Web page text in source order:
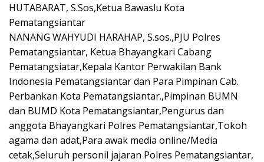
HUTABARAT, S.Sos,Ketua Bawaslu Kota
Pematangsiantar
NANANG WAHYUDI HARAHAP, S.sos.,PJU Polres
Pematangsiantar, Ketua Bhayangkari Cabang
Pematangsiatar,Kepala Kantor Perwakilan Bank
Indonesia Pematangsiantar dan Para Pimpinan Cab.
Perbankan Kota Pematangsiantar.,Pimpinan BUMN
dan BUMD Kota Pematangsiantar,Pengurus dan
anggota Bhayangkari Polres Pematangsiantar,Tokoh
agama dan adat,Para awak media online/Media
cetak,Seluruh personil jajaran Polres Pematangsiantar,